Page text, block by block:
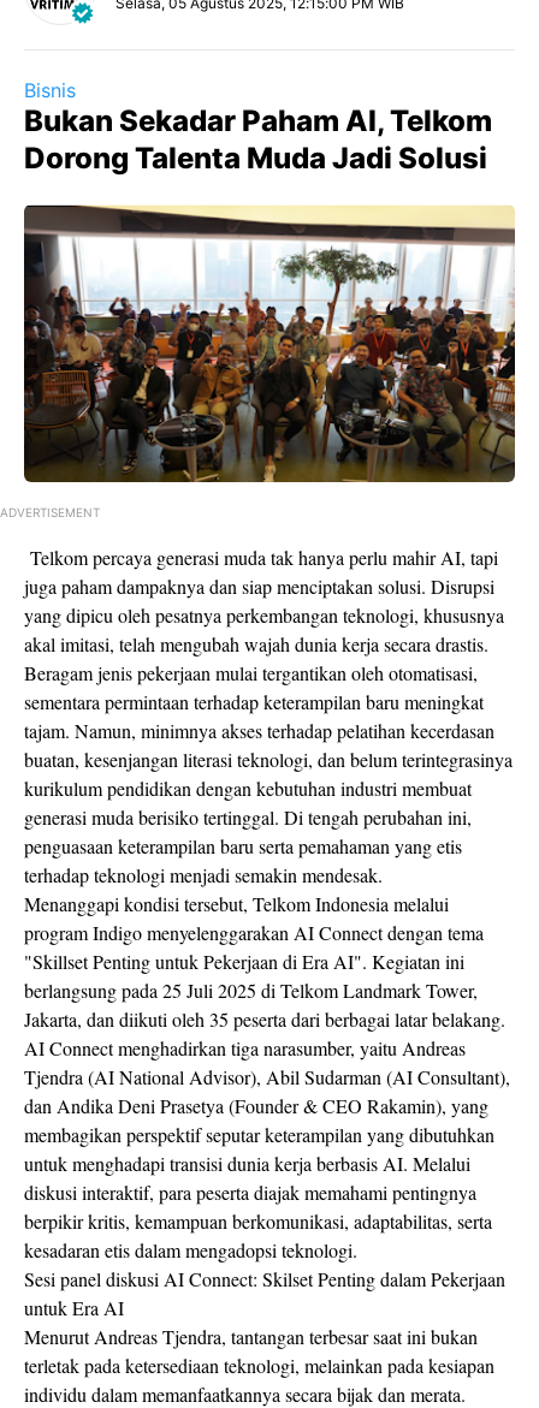
Bisnis
Bukan Sekadar Paham AI, Telkom
Dorong Talenta Muda Jadi Solusi
ADVERTISEMENT
Telkom percaya generasi muda tak hanya perlu mahir AI, tapi
juga paham dampaknya dan siap menciptakan solusi. Disrupsi
yang dipicu oleh pesatnya perkembangan teknologi, khususnya
akal imitasi, telah mengubah wajah dunia kerja secara drastis.
Beragam jenis pekerjaan mulai tergantikan oleh otomatisasi,
sementara permintaan terhadap keterampilan baru meningkat
tajam. Namun, minimnya akses terhadap pelatihan kecerdasan
buatan, kesenjangan literasi teknologi, dan belum terintegrasinya
kurikulum pendidikan dengan kebutuhan industri membuat
generasi muda berisiko tertinggal. Di tengah perubahan ini,
penguasaan keterampilan baru serta pemahaman yang etis
terhadap teknologi menjadi semakin mendesak.
Menanggapi kondisi tersebut, Telkom Indonesia melalui
program Indigo menyelenggarakan AI Connect dengan tema
"Skillset Penting untuk Pekerjaan di Era AI". Kegiatan ini
berlangsung pada 25 Juli 2025 di Telkom Landmark Tower,
Jakarta, dan diikuti oleh 35 peserta dari berbagai latar belakang.
AI Connect menghadirkan tiga narasumber, yaitu Andreas
Tjendra (AI National Advisor), Abil Sudarman (AI Consultant),
dan Andika Deni Prasetya (Founder & CEO Rakamin), yang
membagikan perspektif seputar keterampilan yang dibutuhkan
untuk menghadapi transisi dunia kerja berbasis AI. Melalui
diskusi interaktif, para peserta diajak memahami pentingnya
berpikir kritis, kemampuan berkomunikasi, adaptabilitas, serta
kesadaran etis dalam mengadopsi teknologi.
Sesi panel diskusi AI Connect: Skilset Penting dalam Pekerjaan
untuk Era AI
Menurut Andreas Tjendra, tantangan terbesar saat ini bukan
terletak pada ketersediaan teknologi, melainkan pada kesiapan
individu dalam memanfaatkannya secara bijak dan merata.